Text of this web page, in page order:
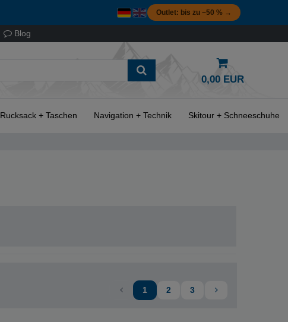
Outlet: bis zu −50 % →
Blog
0,00 EUR
Rucksack + Taschen Navigation + Technik Skitour + Schneeschuhe
1 2 3